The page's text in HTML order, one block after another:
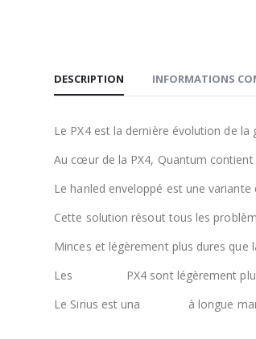
DESCRIPTION INFORMATIONS
Le PX4 est la dernière évolution de la
Au cœur de la PX4, Quantum
Le hanled enveloppé est une
Cette solution résout tous les
Minces et légèrement plus dures que
Les
PX4 sont légèrement
Le Sirius est una
à longue